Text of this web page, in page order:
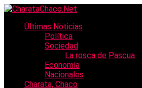
Últimas Noticias
Política
Sociedad
La rosca de Pascua
Economía
Nacionales
Charata, Chaco